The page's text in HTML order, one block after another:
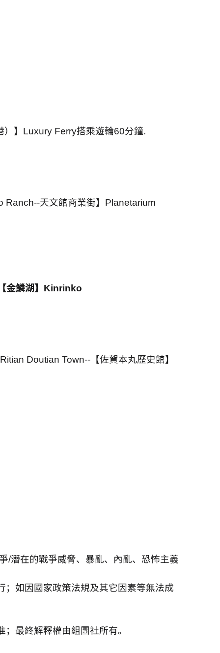
】 Luxury Ferry搭乘遊輪60分鐘.
Ranch--天文館商業街】 Planetarium
【金鱗湖】 Kinrinko
Ritian Doutian Town-- 【佐賀本丸歷史館】
/潛在的戰爭威脅、暴亂、內亂、恐怖主義
如因國家政策法規及其它因素等無法成
最終解釋權由組團社所有。